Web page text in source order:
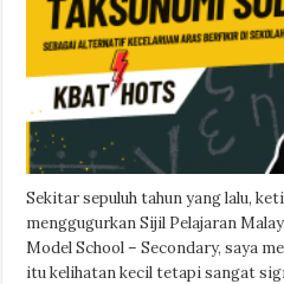
Sekitar sepuluh tahun yang lalu,
menggugurkan Sijil Pelajaran
Model School – Secondary, saya
itu kelihatan kecil tetapi sangat